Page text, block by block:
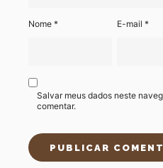
Nome * E-mail*
Salvar meus dados neste
comentar.